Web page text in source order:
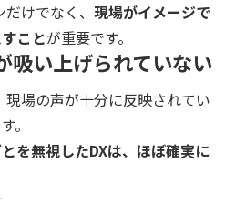
けでなく、 現場がイメージで
ことが重要です。
い上げられていない
場の声が十分に反映されてい
。
を無視したDXは、ほぼ確実に